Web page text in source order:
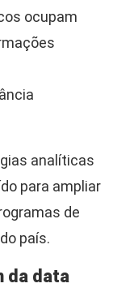
ocupam
analíticas
para ampliar
de
país.
da data